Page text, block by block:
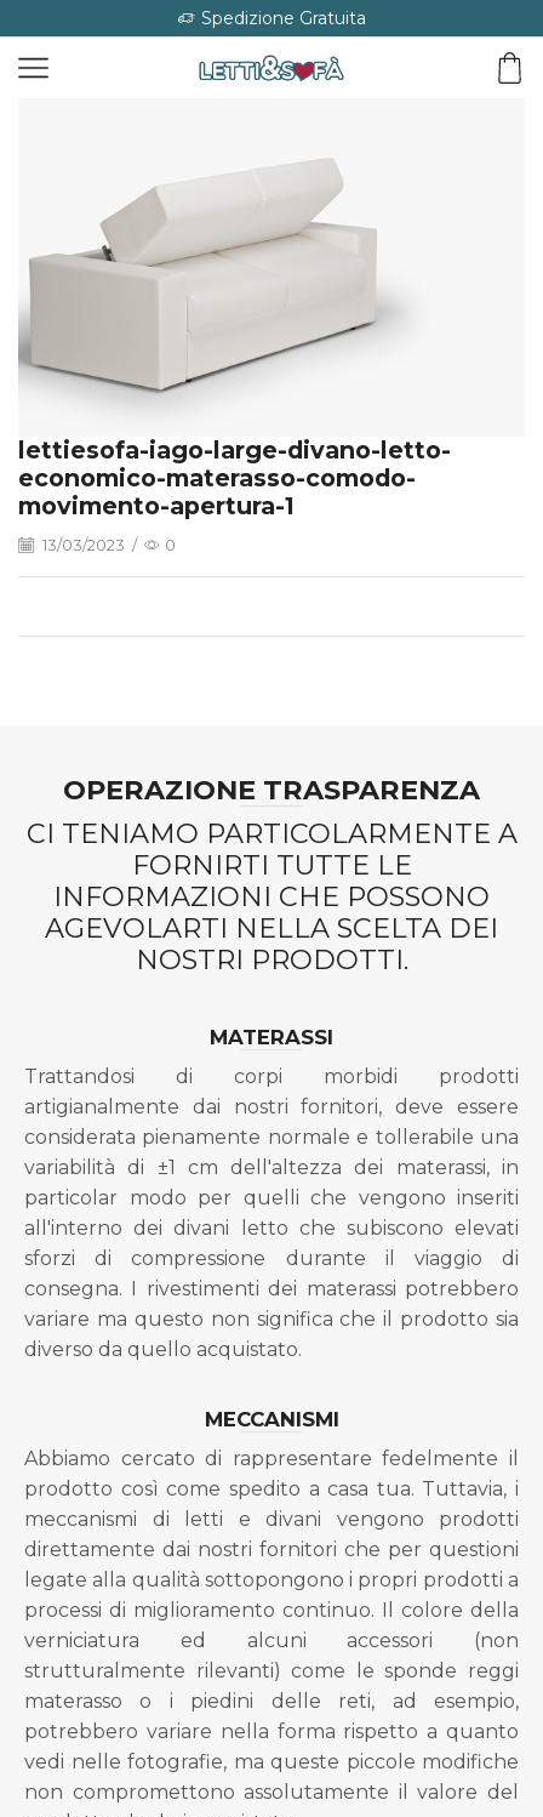
Spedizione Gratuita
lettiesofa-iago-large-divano-letto-
economico-materasso-comodo-
movimento-apertura-1
13/03/2023 / 0
OPERAZIONE TRASPARENZA
CI TENIAMO PARTICOLARMENTE A
FORNIRTI TUTTE LE
INFORMAZIONI CHE POSSONO
AGEVOLARTI NELLA SCELTA DEI
NOSTRI PRODOTTI.
MATERASSI
Trattandosi di corpi morbidi prodotti
artigianalmente dai nostri fornitori, deve essere
considerata pienamente normale e tollerabile una
variabilità di ±1 cm dell'altezza dei materassi, in
particolar modo per quelli che vengono inseriti
all'interno dei divani letto che subiscono elevati
sforzi di compressione durante il viaggio di
consegna. I rivestimenti dei materassi potrebbero
variare ma questo non significa che il prodotto sia
diverso da quello acquistato.
MECCANISMI
Abbiamo cercato di rappresentare fedelmente il
prodotto così come spedito a casa tua. Tuttavia, i
meccanismi di letti e divani vengono prodotti
direttamente dai nostri fornitori che per questioni
legate alla qualità sottopongono i propri prodotti a
processi di miglioramento continuo. Il colore della
verniciatura ed alcuni accessori (non
strutturalmente rilevanti) come le sponde reggi
materasso o i piedini delle reti, ad esempio,
potrebbero variare nella forma rispetto a quanto
vedi nelle fotografie, ma queste piccole modifiche
non compromettono assolutamente il valore del